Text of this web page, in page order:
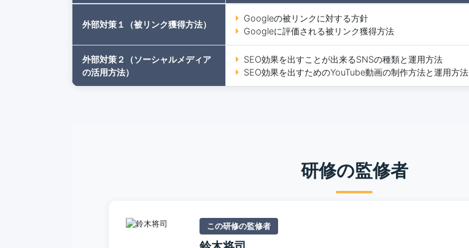
外部対策１（被リンク獲得方法）
Googleの被リンクに対する方針
Googleに評価される被リンク獲得方法
外部対策２（ソーシャルメディア
の活用方法）
SEO効果を出すことが出来るSNSの種類と運用方法
SEO効果を出すためのYouTube動画の制作方法と運用方法
研修の監修者
この研修の監修者